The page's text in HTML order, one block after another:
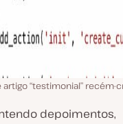
artigo “testimonial” recém-
depoimentos,